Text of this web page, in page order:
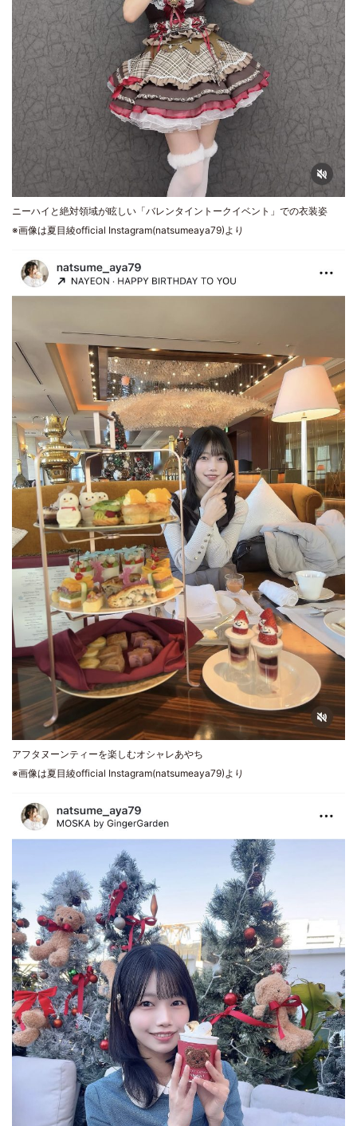
ニーハイと絶対領域が眩しい「バレンタイントークイベント」での衣装姿
※画像は夏目綾official Instagram(natsumeaya79)より
アフタヌーンティーを楽しむオシャレあやち
※画像は夏目綾official Instagram(natsumeaya79)より